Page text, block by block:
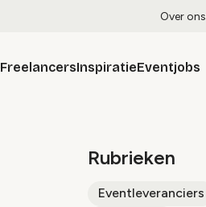
Over ons
FreelancersInspiratieEventjobs
Rubrieken
Eventleveranciers